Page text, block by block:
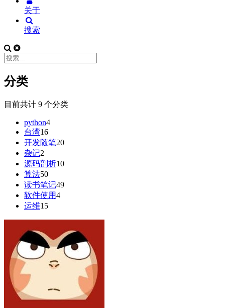
关于
搜索
分类
目前共计 9 个分类
python4
台湾16
开发随笔20
杂记2
源码剖析10
算法50
读书笔记49
软件使用4
运维15